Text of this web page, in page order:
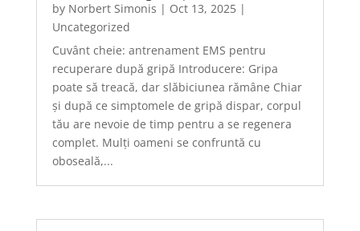
by Norbert Simonis | Oct 13, 2025|
Uncategorized
Cuvânt cheie: antrenament EMS pentru
recuperare după gripă Introducere: Gripa
poate să treacă, dar slăbiciunea rămâne Chiar
și după ce simptomele de gripă dispar, corpul
tău are nevoie de timp pentru a se regenera
complet. Mulți oameni se confruntă cu
oboseală,...